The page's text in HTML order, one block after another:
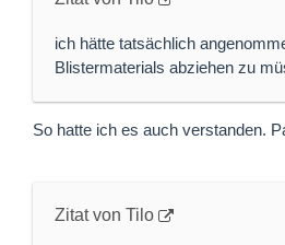
ich hätte tatsächlich
Blistermaterials abziehen zu
So hatte ich es auch verstanden.
Zitat von Tilo